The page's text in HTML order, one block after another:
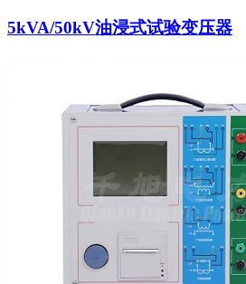
5kVA/50kV油浸式试验变压器